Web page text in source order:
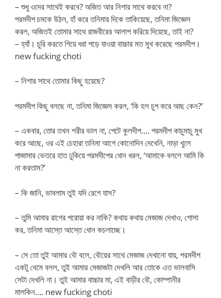
– শুধু ওদের সাথেই করবে? অজিত আর নিশার সাথে করবে না?
পরমদীপ চমকে উঠল, হাঁ করে তনিমার দিকে তাকিয়েছে, তনিমা জিজ্ঞেস
করল, অজিতই তোমার সাথে রাজবীরের আলাপ করিয়ে দিয়েছে, তাই না?
– হ্যাঁ। চুরি করতে গিয়ে ধরা পড়ে যাওয়া বাচ্চার মত মুখ করেছে পরমদীপ।
new fucking choti
– নিশার সাথে তোমার কিছু হয়েছে?
পরমদীপ কিছু বলছে না, তনিমা জিজ্ঞেস করল, ‘কি হল চুপ করে আছ কেন?’
– একবার, তোর তখন শরীর ভাল না, পেটে কুলদীপ…. পরমদীপ কাচুমাচু মুখ
করে আছে, ওর এই চেহারা তনিমা আগে কোনোদিন দেখেনি, নাড়া খুলে
পাজামার ভেতরে হাত ঢুকিয়ে পরমদীপের ধোন ধরল, ‘আমাকে বললে আমি কি
না করতাম?’
– কি জানি, ভাবলাম তুই যদি রেগে যাস?
– তুমি আমার রাগের পরোয়া কর নাকি? কথায় কথায় মেজাজ দেখাও, গোসা
কর, তনিমা আস্তে আস্তে ধোন কচলাচ্ছে।
– সে তো তুই আমার বৌ বলে, বৌয়ের সাথে মেজাজ দেখানো যায়, পরমদীপ
একটু থেমে বলল, তুই আমার মেজাজটা দেখলি আর তোকে এত ভালবাসি
সেটা দেখলি না। তুই আমার বাচ্চার মা, এই বাড়ীর বৌ, কোম্পানীর
মালকিন…. new fucking choti